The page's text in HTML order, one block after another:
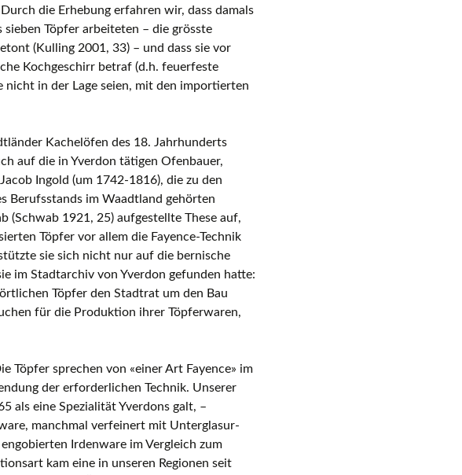
die Erhebung erfahren wir, dass damals
Töpfer arbeiteten – die grösste
(Kulling 2001, 33) – und dass sie vor
Kochgeschirr betraf (d.h. feuerfeste
nicht in der Lage seien, mit den importierten
Kachelöfen des 18. Jahrhunderts
auf die in Yverdon tätigen Ofenbauer,
Ingold (um 1742-1816), die zu den
Berufsstands im Waadtland gehörten
(Schwab 1921, 25) aufgestellte These auf,
Töpfer vor allem die Fayence-Technik
sie sich nicht nur auf die bernische
im Stadtarchiv von Yverdon gefunden hatte:
Töpfer den Stadtrat um den Bau
für die Produktion ihrer Töpferwaren,
Töpfer sprechen von «einer Art Fayence» im
der erforderlichen Technik. Unserer
als eine Spezialität Yverdons galt, –
manchmal verfeinert mit Unterglasur-
Irdenware im Vergleich zum
kam eine in unseren Regionen seit